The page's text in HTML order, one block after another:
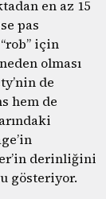
en az 15
pas
için
olması
de
hem de
derinliğini
gösteriyor.